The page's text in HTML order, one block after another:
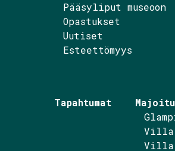
Facebook
på Instagram
Pääsyliput museoon
Opastukset
Uutiset
Esteettömyys
Tapahtumat
Villa
Villa